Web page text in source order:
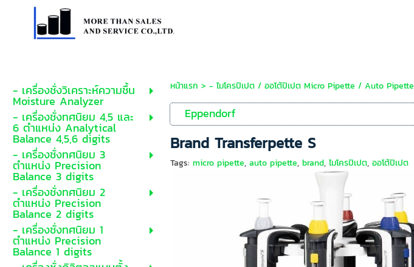
- เครื่องชั่งวิเคราะห์ความชื้น
Moisture Analyzer
- เครื่องชั่งทศนิยม 4,5 และ
6 ตำแหน่ง Analytical
Balance 4,5,6 digits
- เครื่องชั่งทศนิยม 3
ตำแหน่ง Precision
Balance 3 digits
- เครื่องชั่งทศนิยม 2
ตำแหน่ง Precision
Balance 2 digits
- เครื่องชั่งทศนิยม 1
ตำแหน่ง Precision
Balance 1 digits
หน้าแรก > - ไมโครปิเปต / ออโต้ปิเปต Micro Pipette / Auto Pipette
Eppendorf
Brand Transferpette S
Tags:micro pipette,auto pipette,brand,ไมโครปิเปต,ออโต้ปิเปต